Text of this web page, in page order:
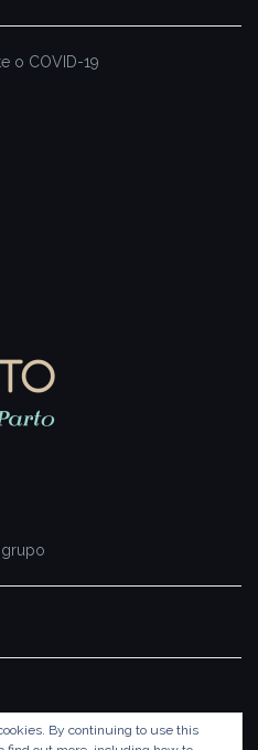
o COVID-19
grupo
By continuing to use this